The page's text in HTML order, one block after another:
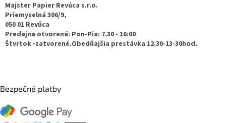
Majster Papier Revúca s.r.o.
Priemyselná 306/9,
050 01 Revúca
Predajna otvorená: Pon-Pia: 7.30 - 16:00
Štvrtok -zatvorené.Obedňajšia prestávka 12.30-13-30hod.
Bezpečné platby